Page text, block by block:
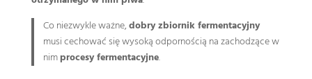
Co niezwykle ważne,dobry zbiornik fermentacyjny
musi cechować się wysoką odpornością na zachodzące w
nimprocesy fermentacyjne.